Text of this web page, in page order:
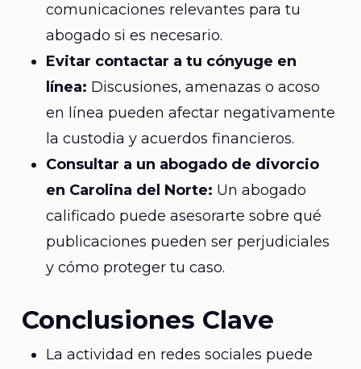
comunicaciones relevantes para tu
abogado si es necesario.
Evitar contactar a tu cónyuge en
línea: Discusiones, amenazas o acoso
en línea pueden afectar negativamente
la custodia y acuerdos financieros.
Consultar a un abogado de divorcio
en Carolina del Norte: Un abogado
calificado puede asesorarte sobre qué
publicaciones pueden ser perjudiciales
y cómo proteger tu caso.
Conclusiones Clave
La actividad en redes sociales puede